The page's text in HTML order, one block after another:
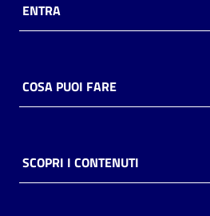
Risorse
online
Casa
Piani
ENTRA
COSA PUOI FARE
SCOPRI I CONTENUTI